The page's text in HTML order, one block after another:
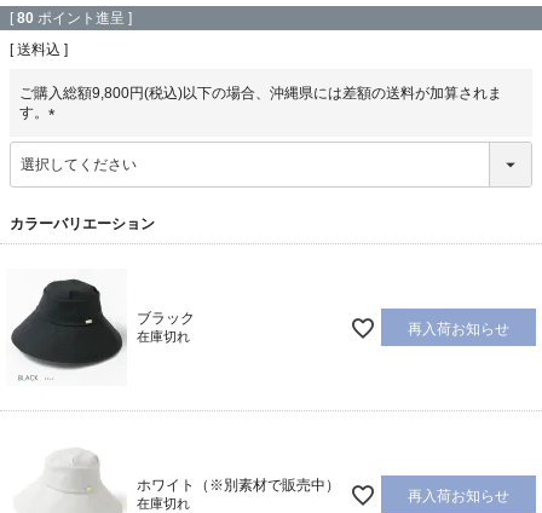
[ 80 ポイント進呈 ]
送料込
ご購入総額9,800円(税込)以下の場合、沖縄県には差額の送料が加算されま
す。
必
須
カラーバリエーション
ブラック
在庫切れ 再入荷お知らせ
ホワイト（※別素材で販売中）
在庫切れ 再入荷お知らせ